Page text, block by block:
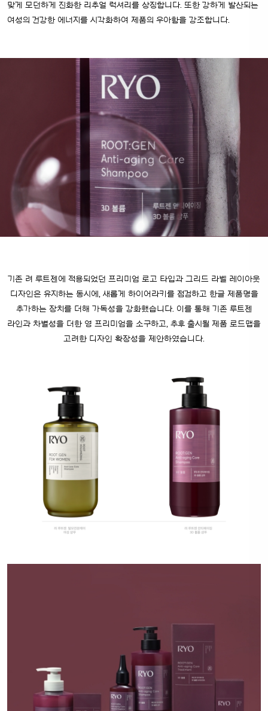
맞게 모던하게 진화한 리추얼 럭셔리를 상징합니다. 또한 강하게 발산되는
여성의 건강한 에너지를 시각화하여 제품의 우아함을 강조합니다.
기존 려 루트젠에 적용되었던 프리미엄 로고 타입과 그리드 라벨 레이아웃
디자인은 유지하는 동시에, 새롭게 하이어라키를 점검하고 한글 제품명을
추가하는 장치를 더해 가독성을 강화했습니다. 이를 통해 기존 루트젠
라인과 차별성을 더한 영 프리미엄을 소구하고, 추후 출시될 제품 로드맵을
고려한 디자인 확장성을 제안하였습니다.